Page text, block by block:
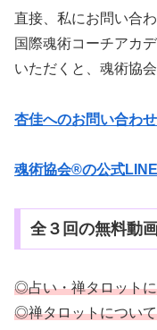
直接、私にお問い合
国際魂術コーチアカ
いただくと、魂術協
杏佳へのお問い合わ
魂術協会®の公式
全３回の無料動
◎占い・禅タロット
◎禅タロットについ